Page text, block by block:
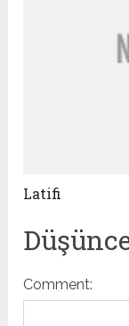
Latifi
Comment: